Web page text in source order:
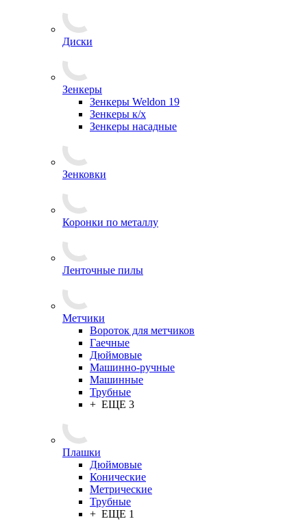
Диски
Зенкеры
Зенкеры Weldon 19
Зенкеры к/х
Зенкеры насадные
Зенковки
Коронки по металлу
Ленточные пилы
Метчики
Вороток для метчиков
Гаечные
Дюймовые
Машинно-ручные
Машинные
Трубные
+ ЕЩЕ 3
Плашки
Дюймовые
Конические
Метрические
Трубные
+ ЕЩЕ 1